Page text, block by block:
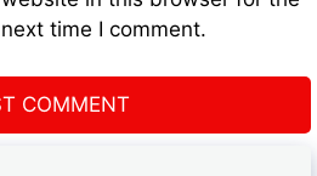
next time I comment.